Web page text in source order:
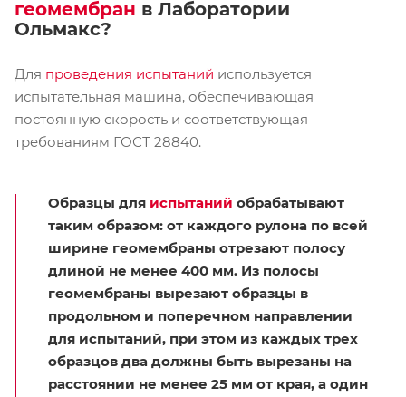
геомембран в Лаборатории
Ольмакс?
Для проведения испытаний используется
испытательная машина, обеспечивающая
постоянную скорость и соответствующая
требованиям ГОСТ 28840.
Образцы для испытаний обрабатывают
таким образом: от каждого рулона по всей
ширине геомембраны отрезают полосу
длиной не менее 400 мм. Из полосы
геомембраны вырезают образцы в
продольном и поперечном направлении
для испытаний, при этом из каждых трех
образцов два должны быть вырезаны на
расстоянии не менее 25 мм от края, а один